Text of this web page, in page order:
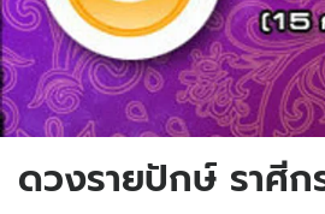
ดวงรายปักษ์ ราศีก